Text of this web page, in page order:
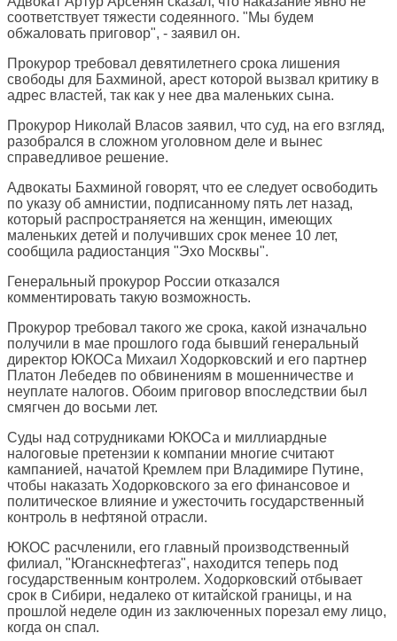
соответствует тяжести содеянного. "Мы будем
обжаловать приговор", - заявил он.
Прокурор требовал девятилетнего срока лишения
свободы для Бахминой, арест которой вызвал критику в
адрес властей, так как у нее два маленьких сына.
Прокурор Николай Власов заявил, что суд, на его взгляд,
разобрался в сложном уголовном деле и вынес
справедливое решение.
Адвокаты Бахминой говорят, что ее следует освободить
по указу об амнистии, подписанному пять лет назад,
который распространяется на женщин, имеющих
маленьких детей и получивших срок менее 10 лет,
сообщила радиостанция "Эхо Москвы".
Генеральный прокурор России отказался
комментировать такую возможность.
Прокурор требовал такого же срока, какой изначально
получили в мае прошлого года бывший генеральный
директор ЮКОСа Михаил Ходорковский и его партнер
Платон Лебедев по обвинениям в мошенничестве и
неуплате налогов. Обоим приговор впоследствии был
смягчен до восьми лет.
Суды над сотрудниками ЮКОСа и миллиардные
налоговые претензии к компании многие считают
кампанией, начатой Кремлем при Владимире Путине,
чтобы наказать Ходорковского за его финансовое и
политическое влияние и ужесточить государственный
контроль в нефтяной отрасли.
ЮКОС расчленили, его главный производственный
филиал, "Юганскнефтегаз", находится теперь под
государственным контролем. Ходорковский отбывает
срок в Сибири, недалеко от китайской границы, и на
прошлой неделе один из заключенных порезал ему лицо,
когда он спал.